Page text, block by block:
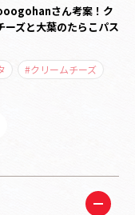
さん考案！ク
ーズと大葉のたらこパス
#クリームチーズ